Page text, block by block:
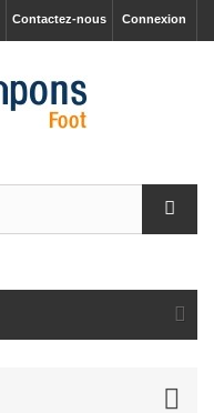
Connexion
Contactez-nous